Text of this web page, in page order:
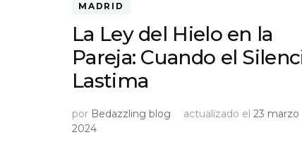
MADRID
La Ley del Hielo en la
Pareja: Cuando el
Lastima
por Bedazzling blog actualizado el 23 marzo
2024